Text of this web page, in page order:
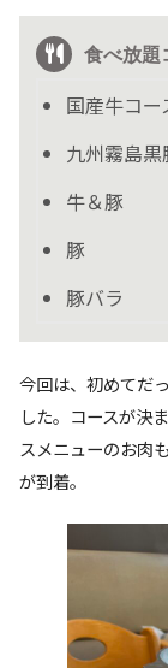
食べ放題
国産牛コー
九州霧島
牛＆豚
豚
豚バラ
今回は、初めてだ
した。コースが決
スメニューのお肉
が到着。